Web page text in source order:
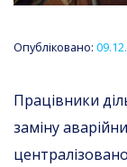
Опубліковано:
Працівники
заміну